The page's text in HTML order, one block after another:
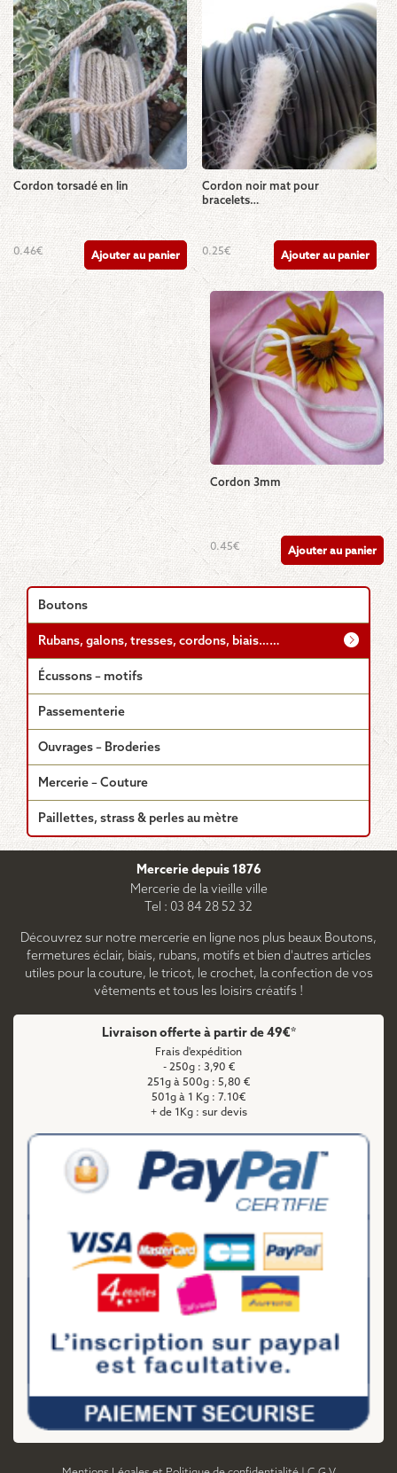
Cordon torsadé en lin
0.46€ Ajouter au panier
Cordon noir mat pour
bracelets…
0.25€ Ajouter au panier
Cordon 3mm
0.45€ Ajouter au panier
Boutons
Rubans, galons, tresses, cordons, biais……
Écussons – motifs
Passementerie
Ouvrages – Broderies
Mercerie – Couture
Paillettes, strass & perles au mètre
Mercerie depuis 1876
Mercerie de la vieille ville
Tel : 03 84 28 52 32
Découvrez sur notre mercerie en ligne nos plus beaux Boutons,
fermetures éclair, biais, rubans, motifs et bien d'autres articles
utiles pour la couture, le tricot, le crochet, la confection de vos
vêtements et tous les loisirs créatifs !
Livraison offerte à partir de 49€*
Frais d'expédition
- 250g : 3,90 €
251g à 500g : 5,80 €
501g à 1 Kg : 7.10€
+ de 1Kg : sur devis